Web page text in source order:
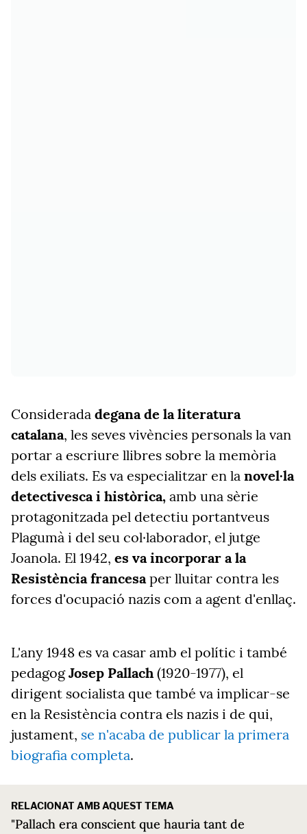
Considerada degana de la literatura
catalana, les seves vivències personals la van
portar a escriure llibres sobre la memòria
dels exiliats. Es va especialitzar en la novel·la
detectivesca i històrica, amb una sèrie
protagonitzada pel detectiu portantveus
Plagumà i del seu col·laborador, el jutge
Joanola. El 1942, es va incorporar a la
Resistència francesaper lluitar contra les
forces d'ocupació nazis com a agent d'enllaç.
L'any 1948 es va casar amb el polític i també
pedagogJosep Pallach (1920-1977), el
dirigent socialista que també va implicar-se
en la Resistència contra els nazis i de qui,
justament, se n'acaba de publicar la primera
biografia completa.
RELACIONAT AMB AQUEST TEMA
"Pallach era conscient que hauria tant de